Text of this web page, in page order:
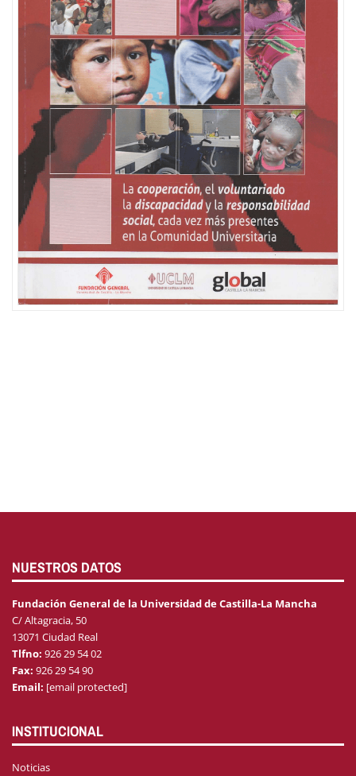
NUESTROS DATOS
Fundación General de la Universidad de Castilla-La Mancha
C/ Altagracia, 50
13071 Ciudad Real
Tlfno: 926 29 54 02
Fax: 926 29 54 90
Email: [email protected]
INSTITUCIONAL
Noticias